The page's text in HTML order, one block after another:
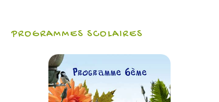
PROGRAMMES SCOLAIRES